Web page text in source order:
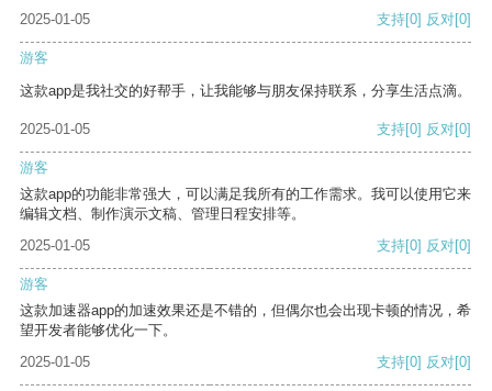
2025-01-05 支持[0] 反对[0]
游客
这款app是我社交的好帮手，让我能够与朋友保持联系，分享生活点滴。
2025-01-05 支持[0] 反对[0]
游客
这款app的功能非常强大，可以满足我所有的工作需求。我可以使用它来
编辑文档、制作演示文稿、管理日程安排等。
2025-01-05
支持[0] 反对[0]
游客
这款加速器app的加速效果还是不错的，但偶尔也会出现卡顿的情况，希
望开发者能够优化一下。
2025-01-05
支持[0] 反对[0]